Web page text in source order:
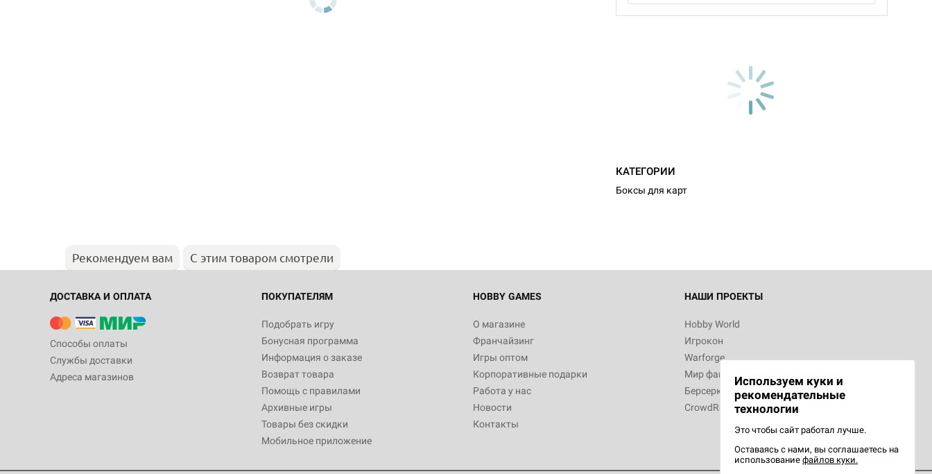
КАТЕГОРИИ
Боксы для карт
Рекомендуем вам С этим товаром смотрели
ДОСТАВКА И ОПЛАТА
Способы оплаты
Службы доставки
Адреса магазинов
ПОКУПАТЕЛЯМ
Подобрать игру
Бонусная программа
Информация о заказе
Возврат товара
Помощь с правилами
Архивные игры
Товары без скидки
Мобильное приложение
HOBBY GAMES
О магазине
Франчайзинг
Игры оптом
Корпоративные подарки
Работа у нас
Новости
Контакты
НАШИ ПРОЕКТЫ
Hobby World
Игрокон
Warforge
Мир фантастики
Берсерк
CrowdRepublic
Используем куки и
рекомендательные
технологии
Это чтобы сайт работал лучше.
Оставаясь с нами, вы соглашаетесь на
использование файлов куки.